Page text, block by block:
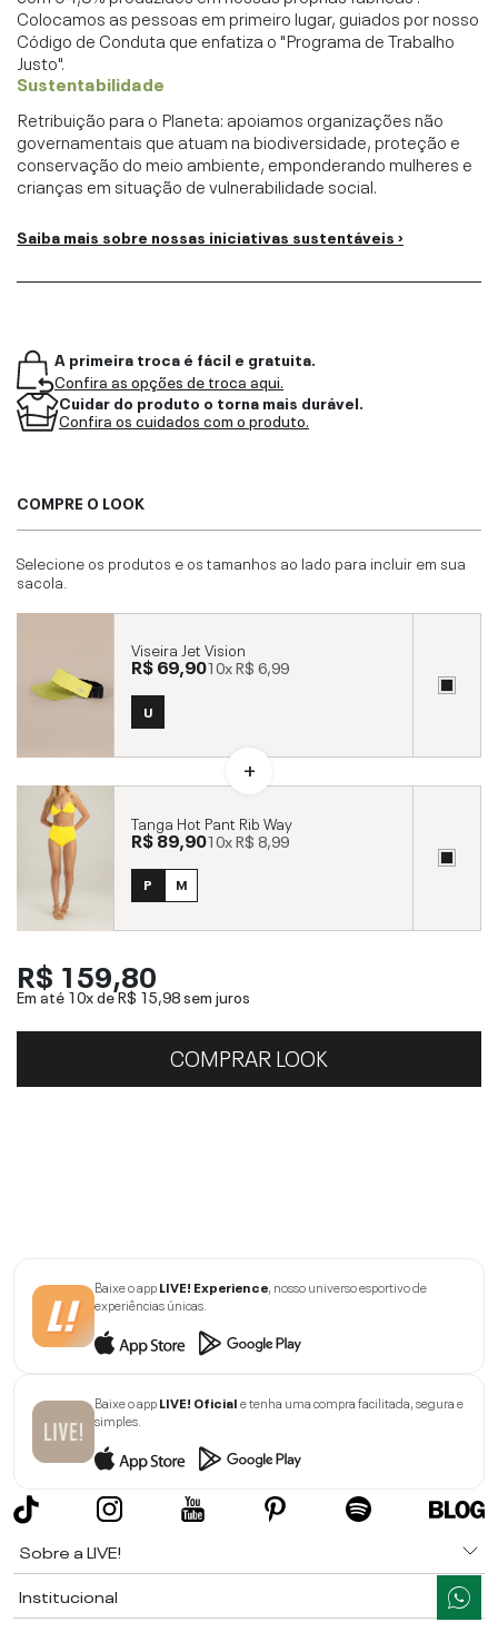
Colocamos as pessoas em primeiro lugar, guiados por nosso
Código de Conduta que enfatiza o "Programa de Trabalho
Justo".
Sustentabilidade
Retribuição para o Planeta: apoiamos organizações não
governamentais que atuam na biodiversidade, proteção e
conservação do meio ambiente, emponderando mulheres e
crianças em situação de vulnerabilidade social.
Saiba mais sobre nossas iniciativas sustentáveis ›
A primeira troca é fácil e gratuita.
Confira as opções de troca aqui.
Cuidar do produto o torna mais durável.
Confira os cuidados com o produto.
COMPRE O LOOK
Selecione os produtos e os tamanhos ao lado para incluir em sua
sacola.
Viseira Jet Vision
R$ 69,9010xR$ 6,99
U
Tanga Hot Pant Rib Way
R$ 89,9010xR$ 8,99
P M
R$ 159,80
Em até 10x deR$ 15,98sem juros
COMPRAR LOOK
Baixe o appLIVE! Experience , nosso universo esportivo de
experiências únicas.
Baixe o appLIVE! Oficiale tenha uma compra facilitada, segura e
simples.
Sobre a LIVE!
Institucional